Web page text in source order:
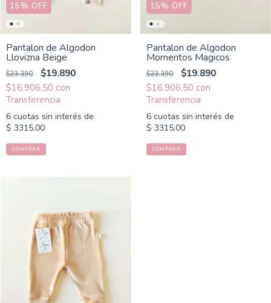
15% OFF
Pantalon de Algodon
Llovizna Beige
$23.390
$19.890
$16.906,50 con
6 cuotas sin interés de
$ 3315,00
COMPRAR
15% OFF
Pantalon de Algodon
Momentos Magicos
$23.390
$19.890
$16.906,50 con
6 cuotas sin interés de
$ 3315,00
COMPRAR